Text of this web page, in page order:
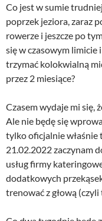
Co jest w sumie
poprzek jeziora, zaraz
rowerze i jeszcze po
się w czasowym limicie
trzymać kolokwialną
przez 2 miesiące?
Czasem wydaje mi się,
Ale nie będę się
tylko oficjalnie właśnie
21.02.2022 zaczynam
usług firmy
dodatkowych
trenować z głową